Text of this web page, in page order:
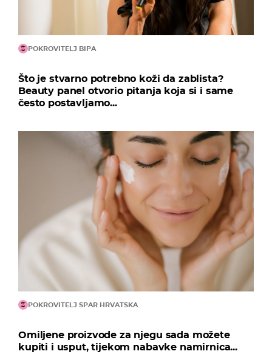
POKROVITELJ BIPA
Što je stvarno potrebno koži da zablista?
Beauty panel otvorio pitanja koja si i same
često postavljamo...
POKROVITELJ SPAR HRVATSKA
Omiljene proizvode za njegu sada možete
kupiti i usput, tijekom nabavke namirnica...